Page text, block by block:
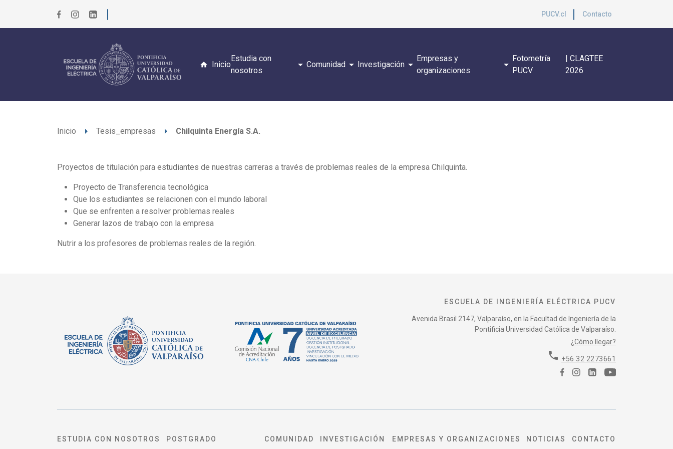
PUCV.cl Contacto
Inicio
Estudia con
nosotros
arrow_drop_down Comunidadarrow_drop_down Investigaciónarrow_drop_down
Empresas y
organizaciones
arrow_drop_down
Fotometría
PUCV
| CLAGTEE
2026
Inicio arrow_right Tesis_empresas arrow_right Chilquinta Energía S.A.
Proyectos de titulación para estudiantes de nuestras carreras a través de problemas reales de la empresa Chilquinta.
Proyecto de Transferencia tecnológica
Que los estudiantes se relacionen con el mundo laboral
Que se enfrenten a resolver problemas reales
Generar lazos de trabajo con la empresa
Nutrir a los profesores de problemas reales de la región.
ESCUELA DE INGENIERÍA ELÉCTRICA PUCV
Avenida Brasil 2147, Valparaíso, en la Facultad de Ingeniería de la
Pontificia Universidad Católica de Valparaíso.
¿Cómo llegar?
phone +56 32 2273661
ESTUDIA CON NOSOTROS POSTGRADO COMUNIDAD INVESTIGACIÓN EMPRESAS Y ORGANIZACIONES NOTICIAS CONTACTO